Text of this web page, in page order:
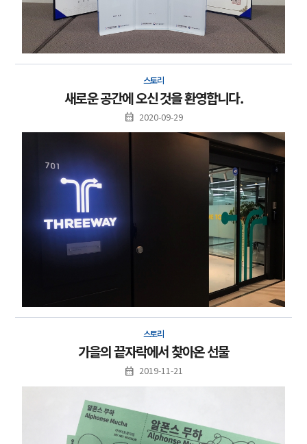
스토리
새로운 공간에 오신 것을 환영합니다.
2020-09-29
스토리
가을의 끝자락에서 찾아온 선물
2019-11-21